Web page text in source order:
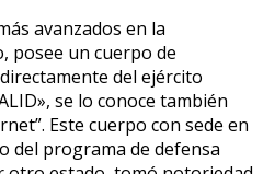
avanzados en la
posee un cuerpo de
del ejército
se lo conoce también
Este cuerpo con sede en
del programa de defensa